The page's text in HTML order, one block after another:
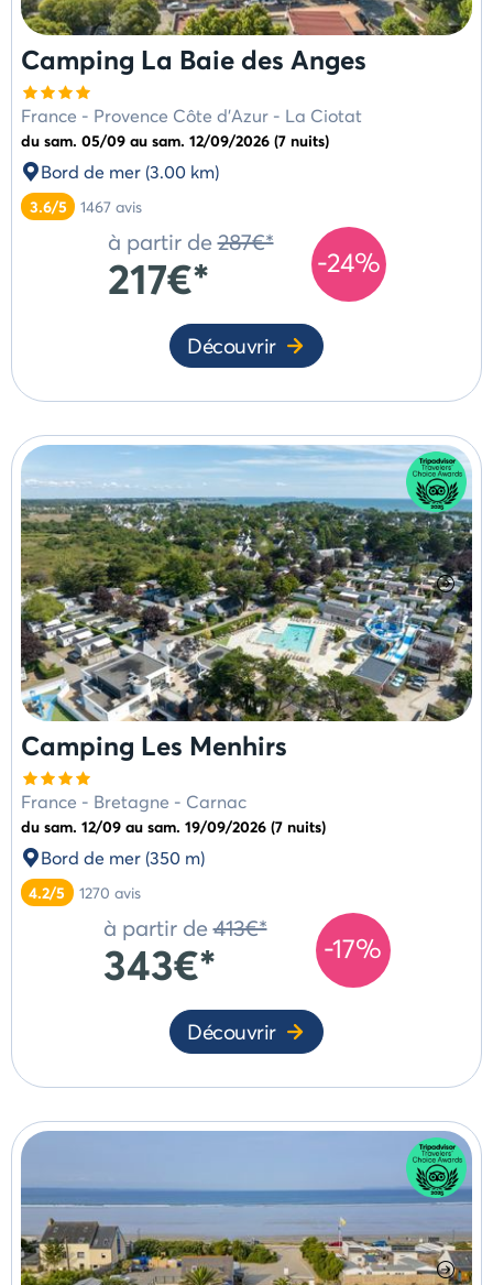
Camping La Baie des Anges
France - Provence Côte d'Azur - La Ciotat
du sam. 05/09 au sam. 12/09/2026 (7 nuits)
Bord de mer (3.00 km)
3.6/5 1467 avis
-24%
à partir de 287€*
217€*
Découvrir
Camping Les Menhirs
France - Bretagne - Carnac
du sam. 12/09 au sam. 19/09/2026 (7 nuits)
Bord de mer (350 m)
4.2/5 1270 avis
-17%
à partir de 413€*
343€*
Découvrir